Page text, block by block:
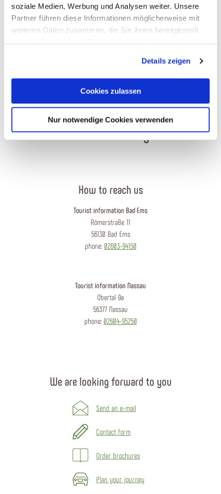
soziale Medien, Werbung und Analysen weiter. Unsere
Partner führen diese Informationen möglicherweise mit
weiteren Daten zusammen, die Sie ihnen bereitgestellt
Cookies, wenn Sie unsere Webseite weiterhin nutzen.
Details zeigen
Cookies zulassen
Nur notwendige Cookies verwenden
We are here for you
How to reach us
Tourist information Bad Ems
Römerstraße 11
56130 Bad Ems
phone: 02603-94150
Tourist information Nassau
Obertal 9a
56377 Nassau
phone: 02604-95250
We are looking forward to you
Send an e-mail
Contact form
Order brochures
Plan your journey